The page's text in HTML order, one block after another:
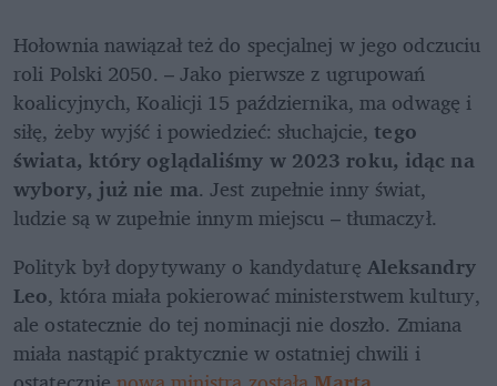
Hołownia nawiązał też do specjalnej w jego odczuciu
roli Polski 2050. – Jako pierwsze z ugrupowań
koalicyjnych, Koalicji 15 października, ma odwagę i
siłę, żeby wyjść i powiedzieć: słuchajcie, tego
świata, który oglądaliśmy w 2023 roku, idąc na
wybory, już nie ma. Jest zupełnie inny świat,
ludzie są w zupełnie innym miejscu – tłumaczył.
Polityk był dopytywany o kandydaturę Aleksandry
Leo, która miała pokierować ministerstwem kultury,
ale ostatecznie do tej nominacji nie doszło. Zmiana
miała nastąpić praktycznie w ostatniej chwili i